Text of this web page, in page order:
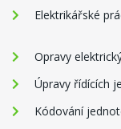
Elektrikářské
Opravy
Úpravy řídících
Kódování